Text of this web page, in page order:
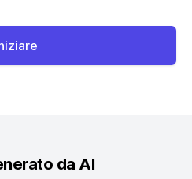
da AI